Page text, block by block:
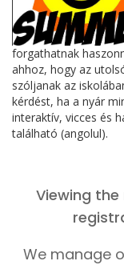
forgathatnak
ahhoz, hogy az
szóljanak az
kérdést, ha a nyár
interaktív, vicces és
található (angolul).